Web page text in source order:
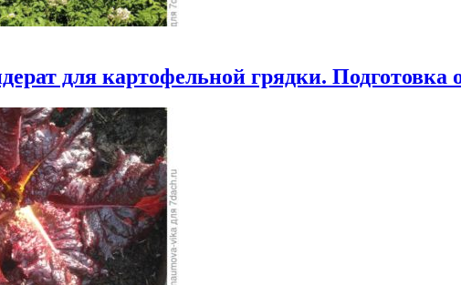
для картофельной грядки. Подготовка